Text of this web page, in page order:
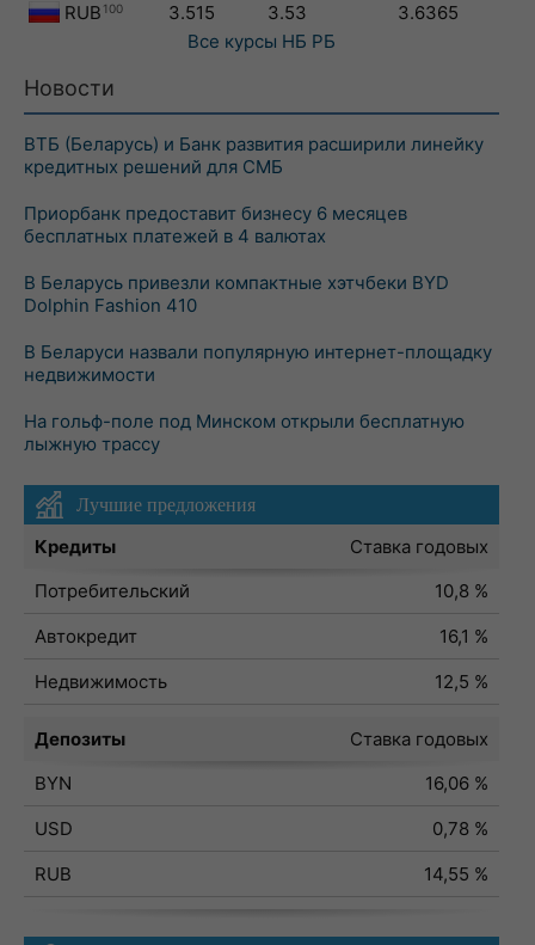
RUB 100 3.515 3.53
3.6365
Все курсы НБ РБ
Новости
ВТБ (Беларусь) и Банк развития расширили линейку
кредитных решений для СМБ
Приорбанк предоставит бизнесу 6 месяцев
бесплатных платежей в 4 валютах
В Беларусь привезли компактные хэтчбеки BYD
Dolphin Fashion 410
В Беларуси назвали популярную интернет-площадку
недвижимости
На гольф-поле под Минском открыли бесплатную
лыжную трассу
Лучшие предложения
Кредиты
Ставка годовых
Потребительский
10,8 %
Автокредит
16,1 %
Недвижимость
12,5 %
Депозиты
Ставка годовых
BYN
16,06 %
USD
0,78 %
RUB
14,55 %